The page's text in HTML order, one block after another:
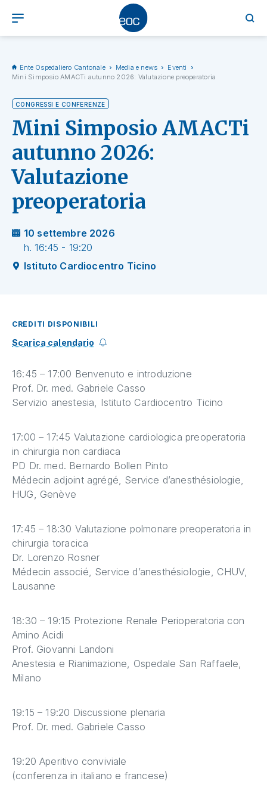
Ente Ospedaliero Cantonale Media e news
Eventi
Mini Simposio AMACTi autunno 2026: Valutazione preoperatoria
CONGRESSI E CONFERENZE
Mini Simposio AMACTi
autunno 2026:
Valutazione
preoperatoria
10 settembre 2026
h. 16:45 - 19:20
Istituto Cardiocentro Ticino
CREDITI DISPONIBILI
Scarica calendario
16:45 – 17:00 Benvenuto e introduzione
Prof. Dr. med. Gabriele Casso
Servizio anestesia, Istituto Cardiocentro Ticino
17:00 – 17:45 Valutazione cardiologica preoperatoria
in chirurgia non cardiaca
PD Dr. med. Bernardo Bollen Pinto
Médecin adjoint agrégé, Service d’anesthésiologie,
HUG, Genève
17:45 – 18:30 Valutazione polmonare preoperatoria in
chirurgia toracica
Dr. Lorenzo Rosner
Médecin associé, Service d’anesthésiologie, CHUV,
Lausanne
18:30 – 19:15 Protezione Renale Perioperatoria con
Amino Acidi
Prof. Giovanni Landoni
Anestesia e Rianimazione, Ospedale San Raffaele,
Milano
19:15 – 19:20 Discussione plenaria
Prof. Dr. med. Gabriele Casso
19:20 Aperitivo conviviale
(conferenza in italiano e francese)